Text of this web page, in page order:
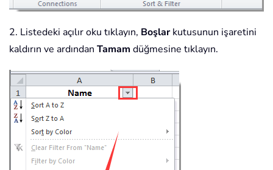
2. Listedeki açılır oku tıklayın, Boşlarkutusunun işaretini
kaldırın ve ardından Tamam düğmesine tıklayın.